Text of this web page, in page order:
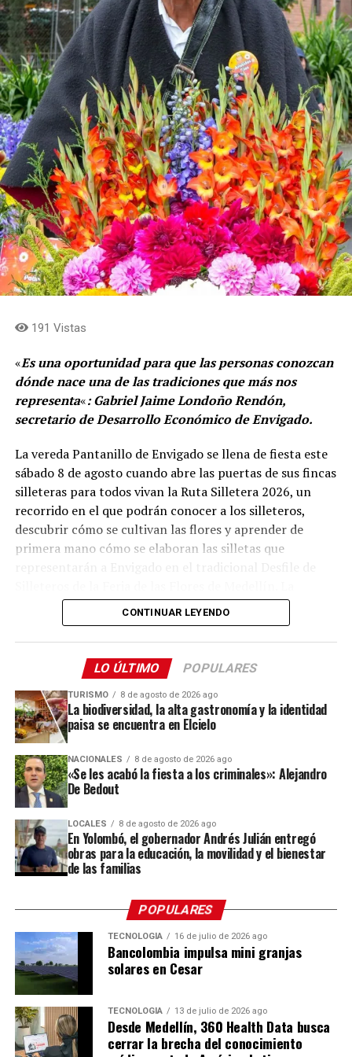
La entrega oficial de las membresías se realizó en un
acto protocolario en la casa natal de la Madre Laura, en
Jericó, donde se hizo entrega del Catálogo de Rutas
Religiosas de los municipios antioqueños miembros,
junto con el certificado que los acredita como parte de
la Red Mundial de Turismo Religioso. Además de
Medellín y Jericó, recibieron esta certificación Santa Fe
de Antioquia, San Pedro de los Milagros, Santa Rosa de
Osos, Angostura, El Peñol, El Santuario, Marinilla,
oferta, el Catálogo de Rutas Religiosas de Medellín ya
está disponible en la guía oficial de la ciudad, a través
del portal medellin.travel, donde se pueden consultar
los recorridos y experiencias vinculados al patrimonio
Comparte el artículo:
191 Vistas
«Es una oportunidad para que las personas conozcan
dónde nace una de las tradiciones que más nos
representa«: Gabriel Jaime Londoño Rendón,
secretario de Desarrollo Económico de Envigado.
La vereda Pantanillo de Envigado se llena de fiesta este
sábado 8 de agosto cuando abre las puertas de sus fincas
silleteras para todos vivan la Ruta Silletera 2026, un
recorrido en el que podrán conocer a los silleteros,
descubrir cómo se cultivan las flores y aprender de
primera mano cómo se elaboran las silletas que
jornada también ofrecerá gastronomía, música y otras
expresiones de la cultura campesina.
Desde el mediodía y hasta la medianoche, cinco fincas
silleteras de la vereda Pantanillo estarán abiertas al
público. Allí, los visitantes podrán recorrer los espacios
donde las familias campesinas cultivan sus flores,
conocer el trabajo que realizan durante todo el año y
compartir con los silleteros que se preparan para llevar
sus creaciones a uno de los eventos culturales más
importantes de Antioquia.
“Esta es una oportunidad para que las personas
conozcan dónde nace una de las tradiciones que más
nos representa, compartan con nuestros silleteros y
descubran todo el trabajo que hay detrás de una
destacó Gabriel Jaime Londoño Rendón,
secretario de Desarrollo Económico de Envigado.
Las fincas
Las fincas que abren sus puertas son: El Reposo, La
Dalia, El Chagualo, La Colina y La Cumbre, donde
encontrarán a los silleteros Jhon Jaime Ramírez, Viviana
Hincapié, Jorge Iván Salazar, Mariana Salazar, Arístides
CONTINUAR LEYENDO
LO ÚLTIMO POPULARES
TURISMO 8 de agosto de 2026 ago
La biodiversidad, la alta gastronomía y la identidad
paisa se encuentra en Elcielo
NACIONALES 8 de agosto de 2026 ago
«Se les acabó la fiesta a los criminales»: Alejandro
De Bedout
LOCALES 8 de agosto de 2026 ago
En Yolombó, el gobernador Andrés Julián entregó
obras para la educación, la movilidad y el bienestar
de las familias
POPULARES
TECNOLOGÍA 16 de julio de 2026 ago
Bancolombia impulsa mini granjas
solares en Cesar
TECNOLOGÍA 13 de julio de 2026 ago
Desde Medellín, 360 Health Data busca
cerrar la brecha del conocimiento